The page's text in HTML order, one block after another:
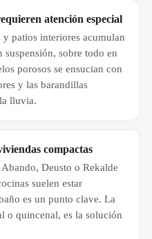
atención especial
y patios interiores acumulan
sobre todo en
porosos se ensucian con
y las barandillas
lluvia.
compactas
Deusto o Rekalde
suelen estar
es un punto clave. La
o quincenal, es la solución